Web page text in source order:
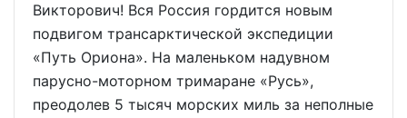
Викторович! Вся Россия гордится новым
подвигом трансарктической экспедиции
«Путь Ориона». На маленьком надувном
парусно-моторном тримаране «Русь»,
преодолев 5 тысяч морских миль за неполные